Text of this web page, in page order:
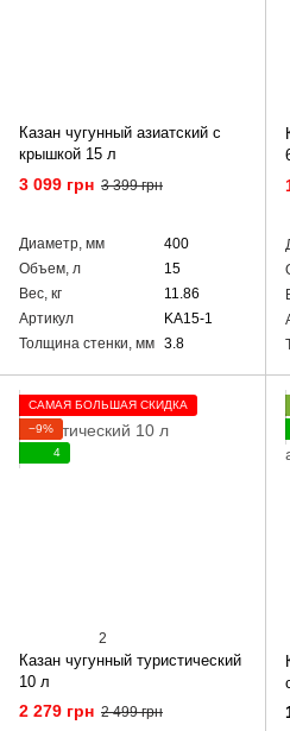
Казан чугунный азиатский с
крышкой 15 л
3 099 грн 3 399 грн
Диаметр, мм
400
Объем, л
15
Вес, кг
11.86
Артикул
KA15-1
Толщина стенки, мм 3.8
САМАЯ БОЛЬШАЯ СКИДКА
−9%
4
2
Казан чугунный туристический
10 л
2 279 грн 2 499 грн